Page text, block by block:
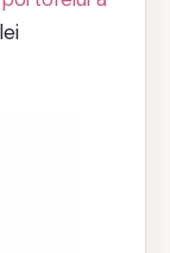
lei